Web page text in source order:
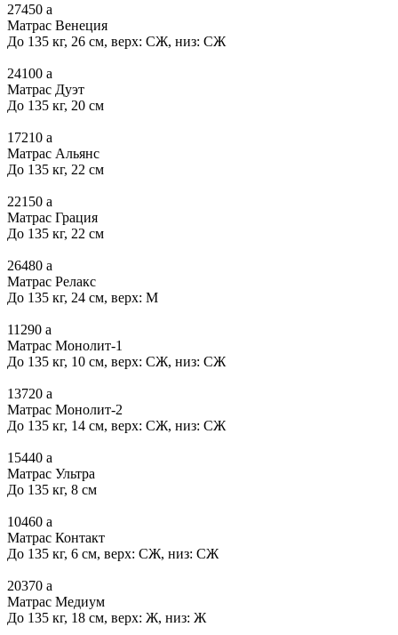
27450 a
Матрас Венеция
До 135 кг, 26 см, верх: СЖ, низ: СЖ
24100 a
Матрас Дуэт
До 135 кг, 20 см
17210 a
Матрас Альянс
До 135 кг, 22 см
22150 a
Матрас Грация
До 135 кг, 22 см
26480 a
Матрас Релакс
До 135 кг, 24 см, верх: М
11290 a
Матрас Монолит-1
До 135 кг, 10 см, верх: СЖ, низ: СЖ
13720 a
Матрас Монолит-2
До 135 кг, 14 см, верх: СЖ, низ: СЖ
15440 a
Матрас Ультра
До 135 кг, 8 см
10460 a
Матрас Контакт
До 135 кг, 6 см, верх: СЖ, низ: СЖ
20370 a
Матрас Медиум
До 135 кг, 18 см, верх: Ж, низ: Ж